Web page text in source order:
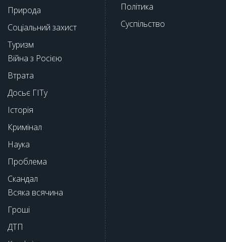
Природа
Соціальний захист
Туризм
Війна з Росією
Втрата
Досьє ГІТу
Історія
Кримінал
Наука
Проблема
Скандал
Всяка всячина
Гроші
ДТП
Політика
Суспільство